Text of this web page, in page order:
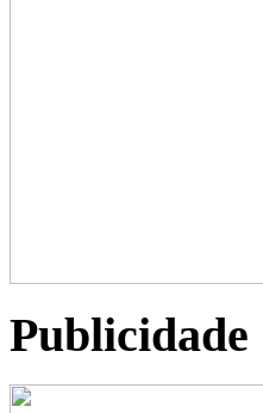
Publicidade